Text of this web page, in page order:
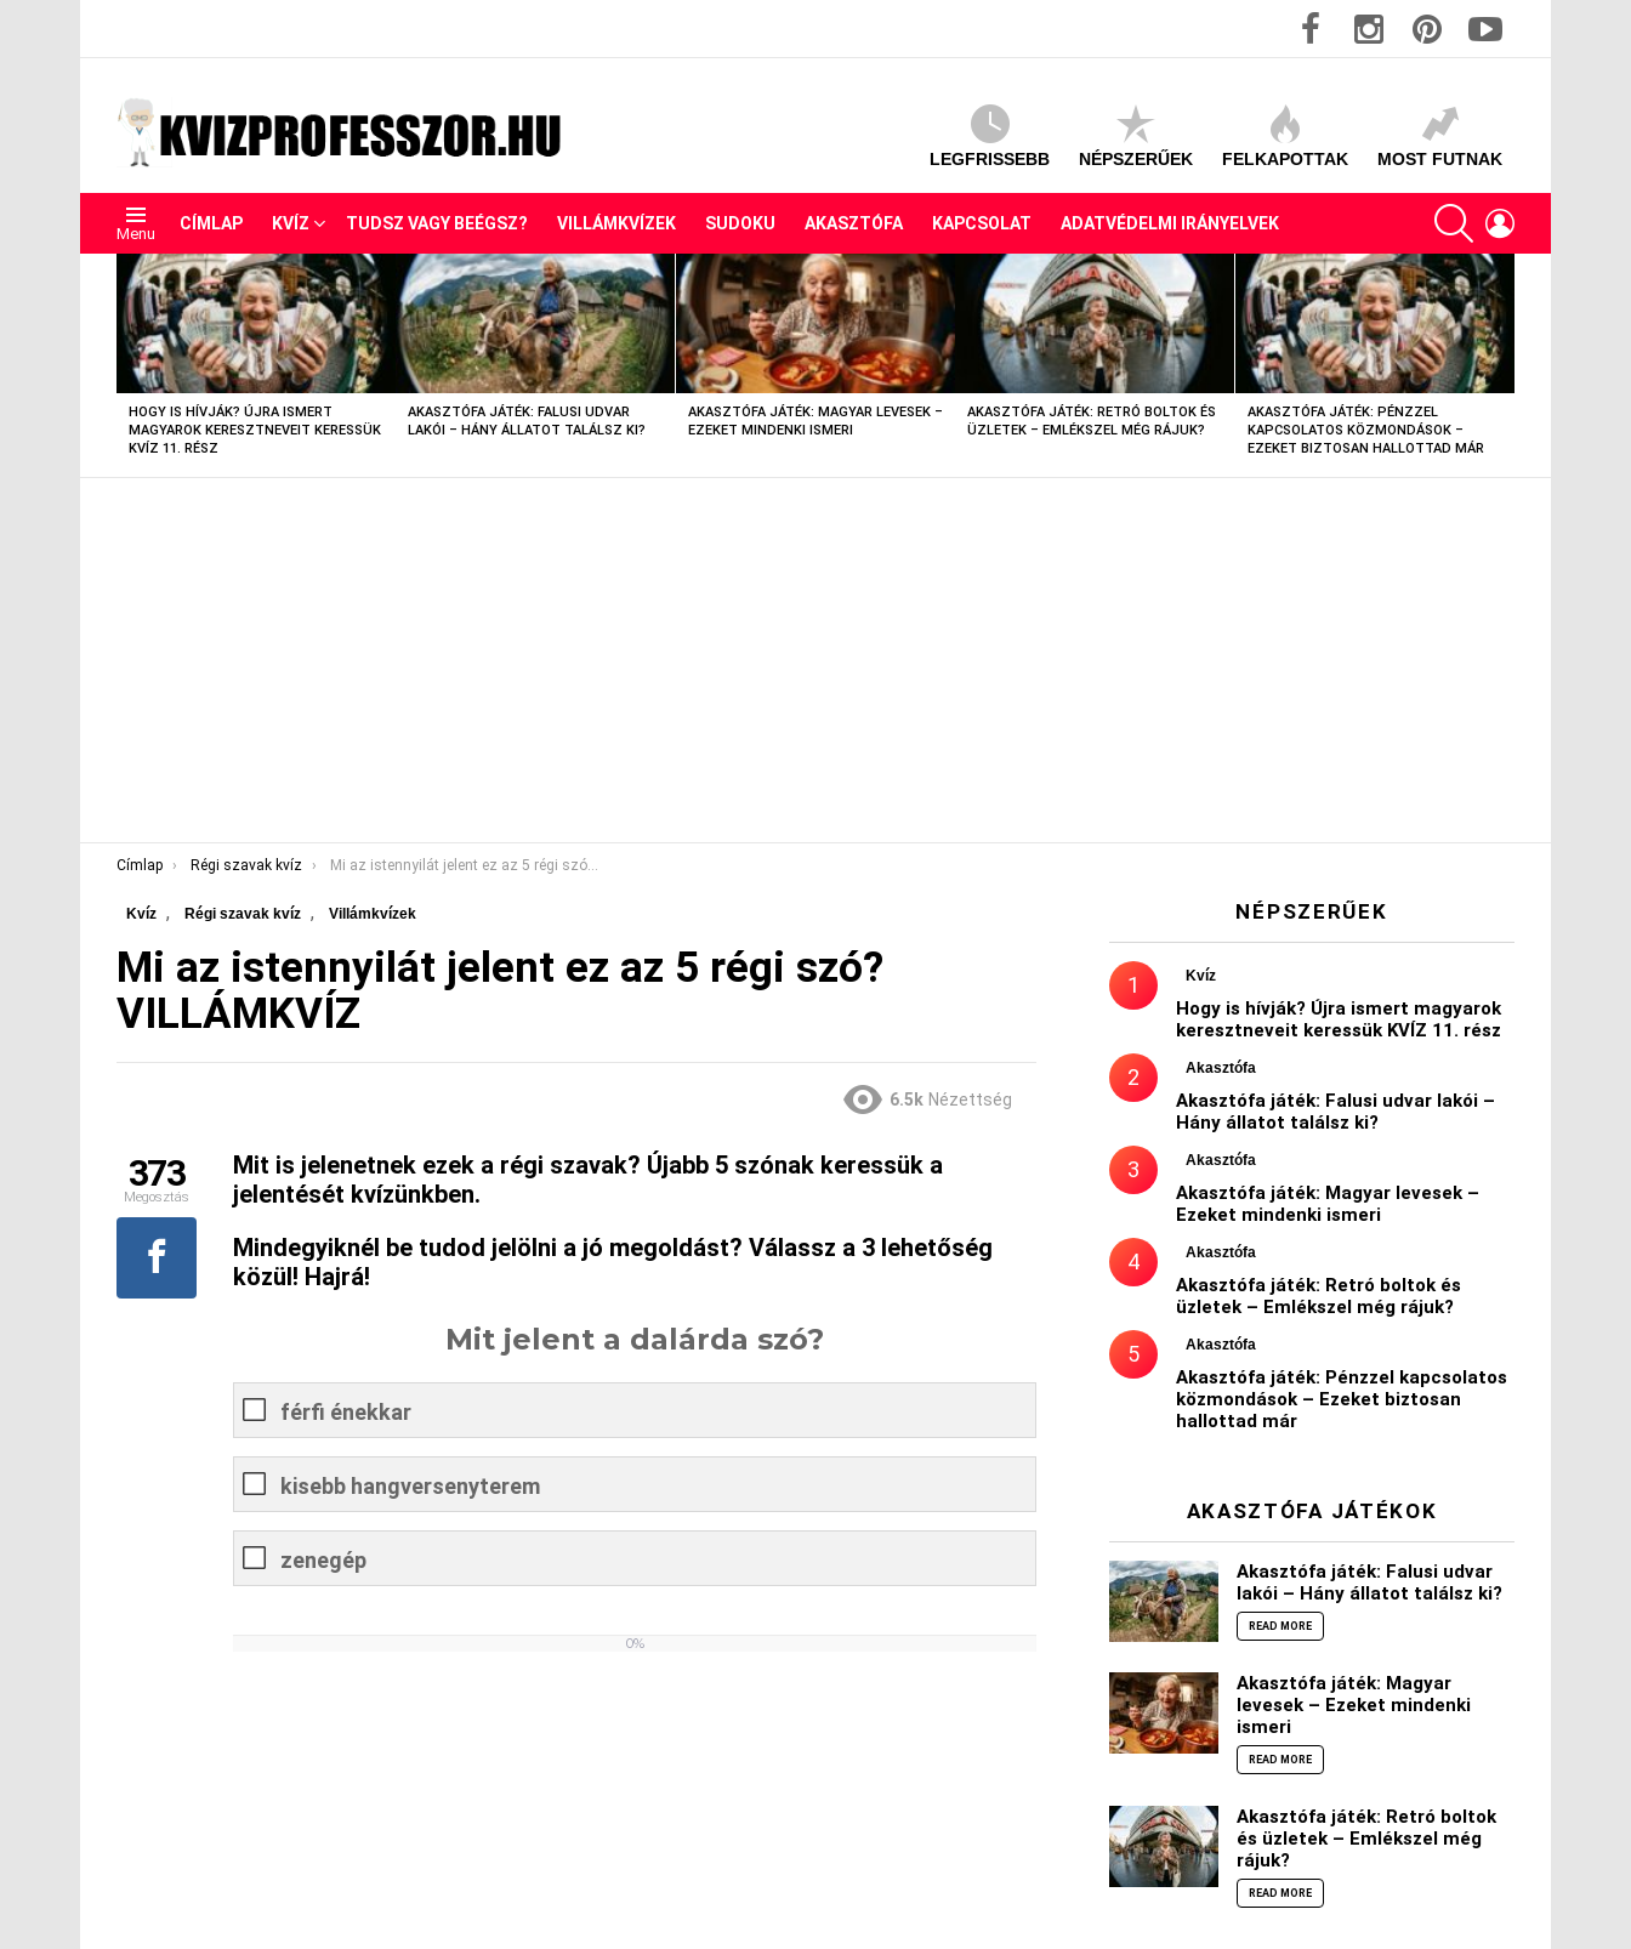
LEGFRISSEBB NÉPSZERŰEK FELKAPOTTAK MOST FUTNAK
Menu CÍMLAP KVÍZ TUDSZ VAGY BEÉGSZ? VILLÁMKVÍZEK SUDOKU AKASZTÓFA KAPCSOLAT ADATVÉDELMI IRÁNYELVEK
SEARCH
LEGUTÓBBIAK
HOGY IS HÍVJÁK? ÚJRA ISMERT
MAGYAROK KERESZTNEVEIT KERESSÜK
KVÍZ 11. RÉSZ
AKASZTÓFA JÁTÉK: FALUSI UDVAR
LAKÓI – HÁNY ÁLLATOT TALÁLSZ KI?
AKASZTÓFA JÁTÉK: MAGYAR LEVESEK –
EZEKET MINDENKI ISMERI
AKASZTÓFA JÁTÉK: RETRÓ BOLTOK ÉS
ÜZLETEK – EMLÉKSZEL MÉG RÁJUK?
AKASZTÓFA JÁTÉK: PÉNZZEL
KAPCSOLATOS KÖZMONDÁSOK –
EZEKET BIZTOSAN HALLOTTAD MÁR
You are here:
Címlap Régi szavak kvíz Mi az istennyilát jelent ez az 5 régi szó? VILLÁMKVÍZ
Kvíz , Régi szavak kvíz , Villámkvízek
Mi az istennyilát jelent ez az 5 régi szó?
VILLÁMKVÍZ
6.5k Nézettség
Mit is jelenetnek ezek a régi szavak? Újabb 5 szónak keressük a
jelentését kvízünkben.
Mindegyiknél be tudod jelölni a jó megoldást? Válassz a 3 lehetőség
közül! Hajrá!
Mit jelent a dalárda szó?
férfi énekkar
kisebb hangversenyterem
zenegép
0%
373
Megosztás
NÉPSZERŰEK
Kvíz
Hogy is hívják? Újra ismert magyarok
keresztneveit keressük KVÍZ 11. rész
Akasztófa
Akasztófa játék: Falusi udvar lakói –
Hány állatot találsz ki?
Akasztófa
Akasztófa játék: Magyar levesek –
Ezeket mindenki ismeri
Akasztófa
Akasztófa játék: Retró boltok és
üzletek – Emlékszel még rájuk?
Akasztófa
Akasztófa játék: Pénzzel kapcsolatos
közmondások – Ezeket biztosan
hallottad már
AKASZTÓFA JÁTÉKOK
Akasztófa játék: Falusi udvar
lakói – Hány állatot találsz ki?
READ MORE
Akasztófa játék: Magyar
levesek – Ezeket mindenki
ismeri
READ MORE
Akasztófa játék: Retró boltok
és üzletek – Emlékszel még
rájuk?
READ MORE